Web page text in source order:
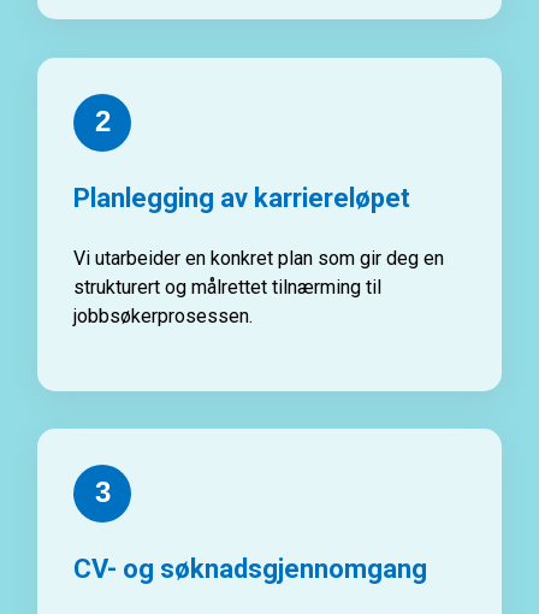
2
Planlegging av karriereløpet
Vi utarbeider en konkret plan som gir deg en
strukturert og målrettet tilnærming til
jobbsøkerprosessen.
3
CV- og søknadsgjennomgang